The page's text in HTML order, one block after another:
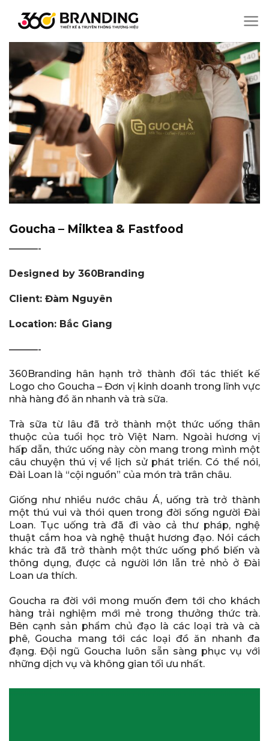
dung
Goucha – Milktea & Fastfood
———-
Designed by 360Branding
Client: Đàm Nguyên
Location: Bắc Giang
———-
360Branding hân hạnh trở thành đối tác thiết kế
Logo cho Goucha – Đơn vị kinh doanh trong lĩnh vực
nhà hàng đồ ăn nhanh và trà sữa.
Trà sữa từ lâu đã trở thành một thức uống thân
thuộc của tuổi học trò Việt Nam. Ngoài hương vị
hấp dẫn, thức uống này còn mang trong mình một
câu chuyện thú vị về lịch sử phát triển. Có thể nói,
Đài Loan là “cội nguồn” của món trà trân châu.
Giống như nhiều nước châu Á, uống trà trở thành
một thú vui và thói quen trong đời sống người Đài
Loan. Tục uống trà đã đi vào cả thư pháp, nghệ
thuật cắm hoa và nghệ thuật hương đạo. Nói cách
khác trà đã trở thành một thức uống phổ biến và
thông dụng, được cả người lớn lẫn trẻ nhỏ ở Đài
Loan ưa thích.
Goucha ra đời với mong muốn đem tới cho khách
hàng trải nghiệm mới mẻ trong thưởng thức trà.
Bên cạnh sản phẩm chủ đạo là các loại trà và cà
phê, Goucha mang tới các loại đồ ăn nhanh đa
đạng. Đội ngũ Goucha luôn sẵn sàng phục vụ với
những dịch vụ và không gian tối ưu nhất.